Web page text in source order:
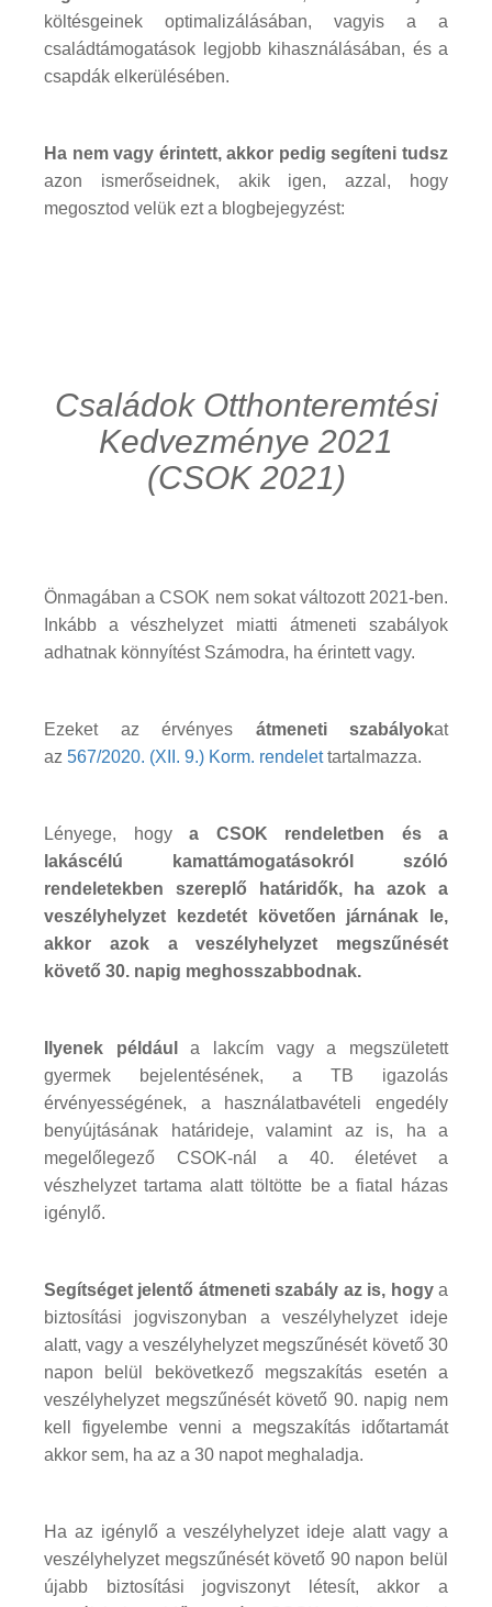
költésgeinek optimalizálásában, vagyis a a
családtámogatások legjobb kihasználásában, és a
csapdák elkerülésében.
Ha nem vagy érintett, akkor pedig segíteni tudsz
azon ismerőseidnek, akik igen, azzal, hogy
megosztod velük ezt a blogbejegyzést:
Családok Otthonteremtési
Kedvezménye 2021
(CSOK 2021)
Önmagában a CSOK nem sokat változott 2021-ben.
Inkább a vészhelyzet miatti átmeneti szabályok
adhatnak könnyítést Számodra, ha érintett vagy.
Ezeket az érvényes átmeneti szabályokat
az 567/2020. (XII. 9.) Korm. rendelettartalmazza.
Lényege, hogy a CSOK rendeletben és a
lakáscélú kamattámogatásokról szóló
rendeletekben szereplő határidők, ha azok a
veszélyhelyzet kezdetét követően járnának le,
akkor azok a veszélyhelyzet megszűnését
követő 30. napig meghosszabbodnak.
Ilyenek például
a lakcím vagy a megszületett
gyermek bejelentésének, a TB igazolás
érvényességének, a használatbavételi engedély
benyújtásának határideje, valamint az is, ha a
megelőlegező CSOK-nál a 40. életévet a
vészhelyzet tartama alatt töltötte be a fiatal házas
igénylő.
Segítséget jelentő átmeneti szabály az is, hogya
biztosítási jogviszonyban a veszélyhelyzet ideje
alatt, vagy a veszélyhelyzet megszűnését követő 30
napon belül bekövetkező megszakítás esetén a
veszélyhelyzet megszűnését követő 90. napig nem
kell figyelembe venni a megszakítás időtartamát
akkor sem, ha az a 30 napot meghaladja.
Ha az igénylő a veszélyhelyzet ideje alatt vagy a
veszélyhelyzet megszűnését követő 90 napon belül
újabb biztosítási jogviszonyt létesít, akkor a